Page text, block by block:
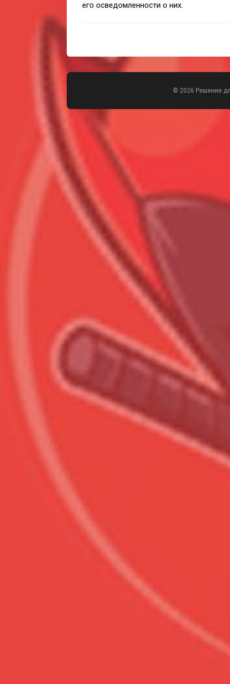
его осведомленности о них.
© 2026 Решение
Всего позиций в корзине
Всего товара в корзине
Сумма к оплате (без